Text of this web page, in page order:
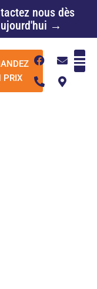
nous dès
→
PRIX
F
a
e
E
n
v
e
P
h
n
M
a
p
-